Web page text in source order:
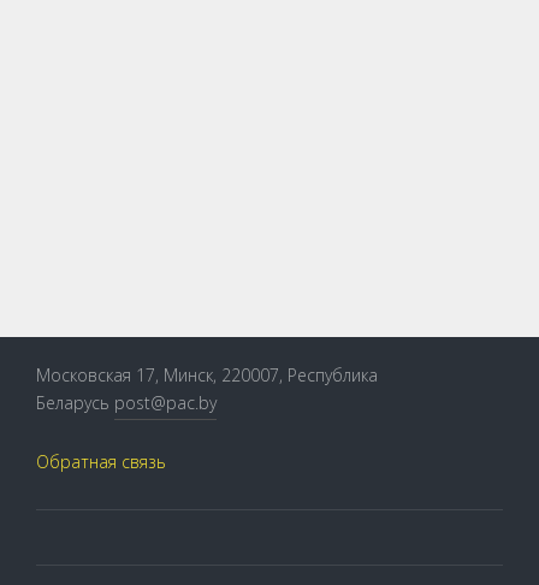
Московская 17, Минск, 220007, Республика
Беларусь post@pac.by
Обратная связь